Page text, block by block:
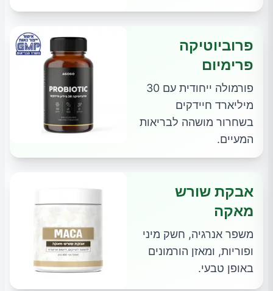
פרוביוטיקה
פרימיום
פורמולה ייחודית עם 30
מיליארד חיידקים
בשחרור מושהה לבריאות
המעיים.
אבקת שורש
מאקה
משפר אנרגיה, חשק מיני
ופוריות, ומאזן הורמונים
באופן טבעי.